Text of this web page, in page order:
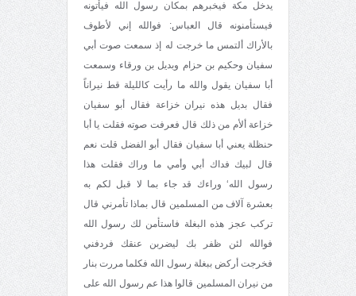
يدخل مكة فيخبرهم بمكان رسول الله فيأتونه
فيستأمنونه قال العباس: فوالله إني لأطوف
بالأراك ألتمس ما خرجت له إذ سمعت صوت أبي
سفيان وحكيم بن حزام وبديل بن ورقاء وسمعت
أبا سفيان يقول والله ما رأيت كالليلة قط نيراناً
فقال بديل هذه نيران خزاعة فقال أبو سفيان
خزاعة ألأم من ذلك قال فعرفت صوته فقلت يا أبا
حنظلة يعني أبا سفيان فقال أبو الفضل قلت نعم
قال لبيك فداك أبي وأمي ما وراك فقلت هذا
رسول الله‘ وراءك قد جاء بما لا قبل لكم به
بعشرة آلاف من المسلمين قال بماذا تأمرني قال
تركب عجز هذه البغلة فاستأمن لك رسول الله
فوالله لئن ظفر بك ليضربن عنقك فردفني
فخرجت أركض ببغلة رسول الله فكلما مررت بنار
من نيران المسلمين قالوا هذا عم رسول الله على